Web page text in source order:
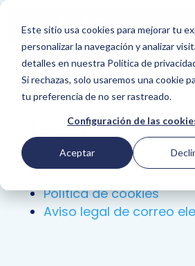
Este sitio usa cookies para mejorar tu
personalizar la navegación y analizar
detalles en nuestra Política de
Si rechazas, solo usaremos una cookie
tu preferencia de no ser rastreado.
Configuración de las
Aceptar
Legal
Política de cookies
Aviso legal de correo